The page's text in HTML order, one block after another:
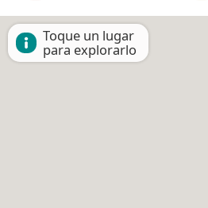
Toque un lugar
para explorarlo